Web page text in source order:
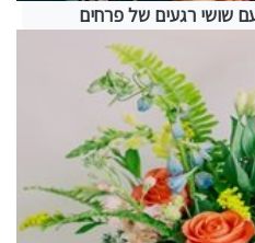
שושי רגעים של פרחים